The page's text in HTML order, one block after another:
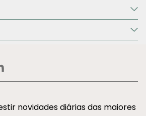
novidades diárias das maiores